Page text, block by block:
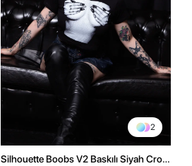
2
Silhouette Boobs V2 Baskılı Siyah Crop